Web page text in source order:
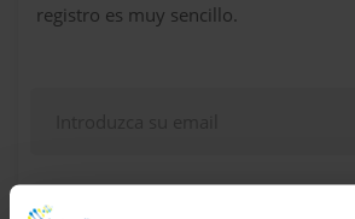
registro es muy sencillo.